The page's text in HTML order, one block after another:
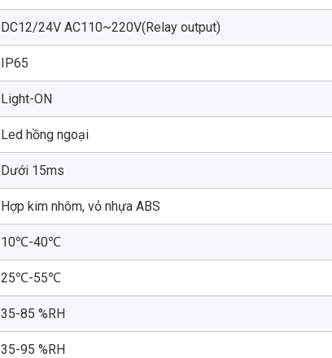
DC12/24V AC110~220V(Relay output)
IP65
Light-ON
Led hồng ngoại
Dưới 15ms
Hợp kim nhôm, vỏ nhựa ABS
10℃-40℃
25℃-55℃
35-85 %RH
35-95 %RH